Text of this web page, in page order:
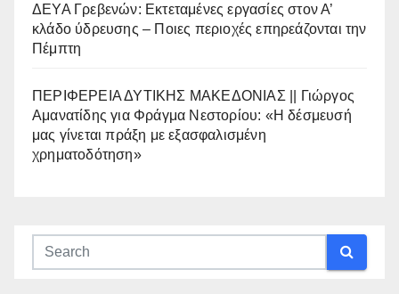
ΔΕΥΑ Γρεβενών: Εκτεταμένες εργασίες στον Α’
κλάδο ύδρευσης – Ποιες περιοχές επηρεάζονται την
Πέμπτη
ΠΕΡΙΦΕΡΕΙΑ ΔΥΤΙΚΗΣ ΜΑΚΕΔΟΝΙΑΣ || Γιώργος
Αμανατίδης για Φράγμα Νεστορίου: «Η δέσμευσή
μας γίνεται πράξη με εξασφαλισμένη
χρηματοδότηση»